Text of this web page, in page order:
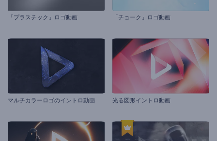
「プラスチック」ロゴ動画 「チョーク」ロゴ動画
マルチカラーロゴのイントロ動画 光る図形イントロ動画